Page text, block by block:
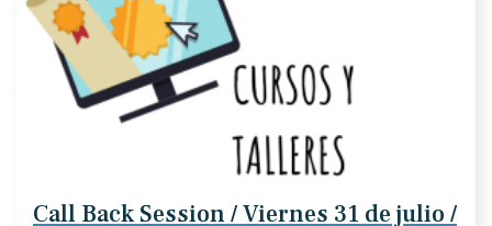
Call Back Session / Viernes 31 de julio /